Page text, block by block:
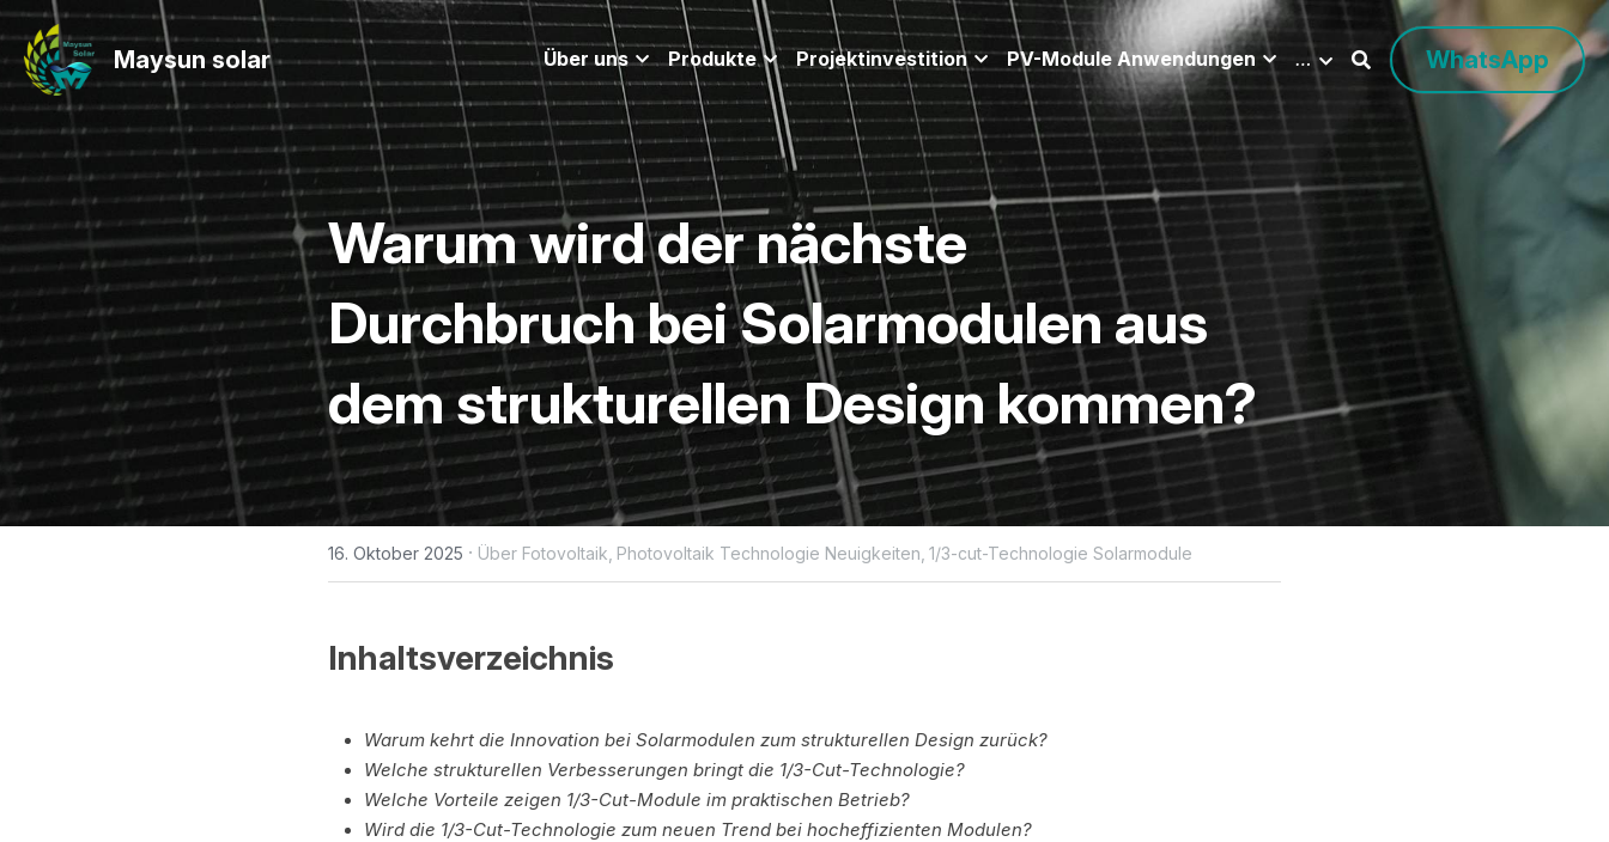
Maysun solar Über uns Produkte Projektinvestition PV-Module Anwendungen … WhatsApp
Warum wird der nächste
Durchbruch bei Solarmodulen aus
dem strukturellen Design kommen?
16. Oktober 2025 · Über Fotovoltaik, Photovoltaik Technologie Neuigkeiten, 1/3-cut-Technologie Solarmodule
Inhaltsverzeichnis
Warum kehrt die Innovation bei Solarmodulen zum strukturellen Design zurück?
Welche strukturellen Verbesserungen bringt die 1/3-Cut-Technologie?
Welche Vorteile zeigen 1/3-Cut-Module im praktischen Betrieb?
Wird die 1/3-Cut-Technologie zum neuen Trend bei hocheffizienten Modulen?